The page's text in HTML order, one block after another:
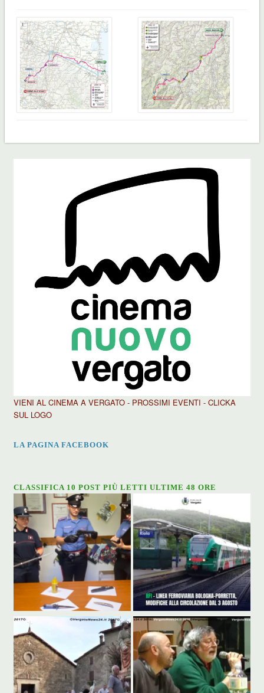
VIENI AL CINEMA A VERGATO - PROSSIMI EVENTI - CLICKA
SUL LOGO
LA PAGINA FACEBOOK
CLASSIFICA 10 POST PIÙ LETTI ULTIME 48 ORE